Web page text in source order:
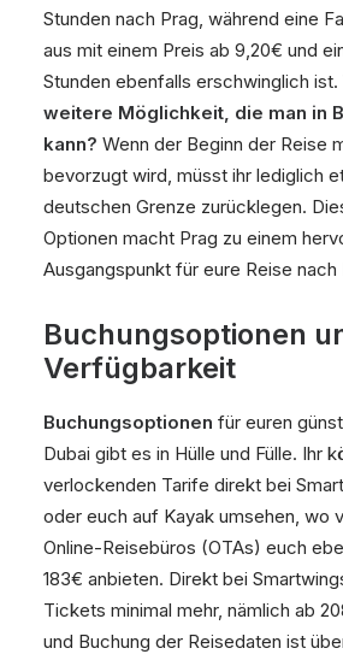
Stunden nach Prag, während eine
aus mit einem Preis ab 9,20€ und
Stunden ebenfalls erschwinglich ist.
weitere Möglichkeit, die man in
kann? Wenn der Beginn der Reise
bevorzugt wird, müsst ihr lediglich
deutschen Grenze zurücklegen.
Optionen macht Prag zu einem
Ausgangspunkt für eure Reise nach
Buchungsoptionen
Verfügbarkeit
Buchungsoptionen für euren
Dubai gibt es in Hülle und Fülle. Ihr
verlockenden Tarife direkt bei
oder euch auf Kayak umsehen, wo
Online-Reisebüros (OTAs) euch
183€ anbieten. Direkt bei
Tickets minimal mehr, nämlich ab
und Buchung der Reisedaten ist